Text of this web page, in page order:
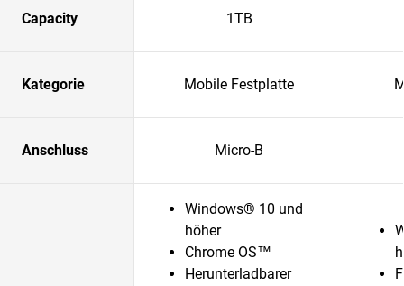
Capacity 1TB
Kategorie Mobile Festplatte
Anschluss Micro-B
Windows® 10 und
höher
Chrome OS™
Herunterladbarer